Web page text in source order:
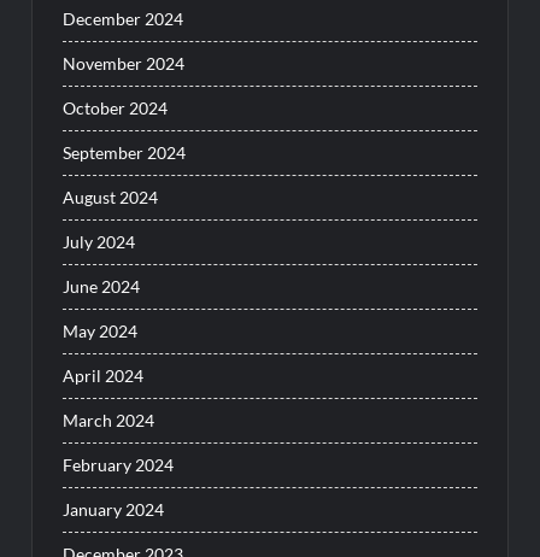
December 2024
November 2024
October 2024
September 2024
August 2024
July 2024
June 2024
May 2024
April 2024
March 2024
February 2024
January 2024